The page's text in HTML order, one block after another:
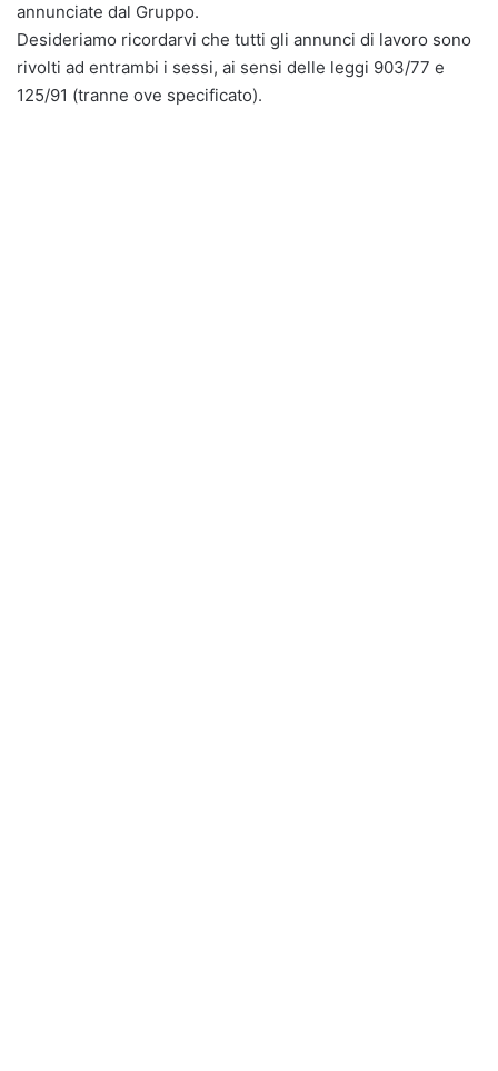
annunciate dal Gruppo.
Desideriamo ricordarvi che tutti gli annunci di lavoro sono
rivolti ad entrambi i sessi, ai sensi delle leggi 903/77 e
125/91 (tranne ove specificato).